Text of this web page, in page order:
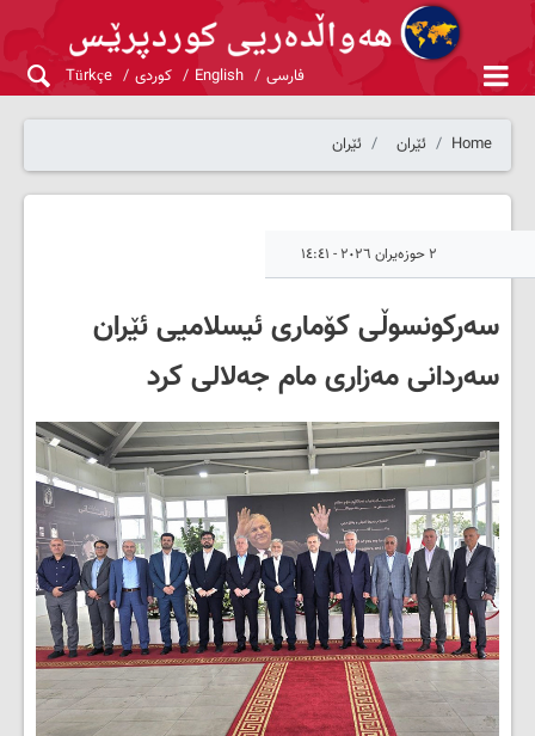
فارسی English کوردی Türkçe
Home ئێران ئێران
٢ حوزەیران ٢٠٢٦ - ١٤:٤١
سەرکونسوڵی کۆماری ئیسلامیی ئێران
سەردانی مەزاری مام جەلالی کرد